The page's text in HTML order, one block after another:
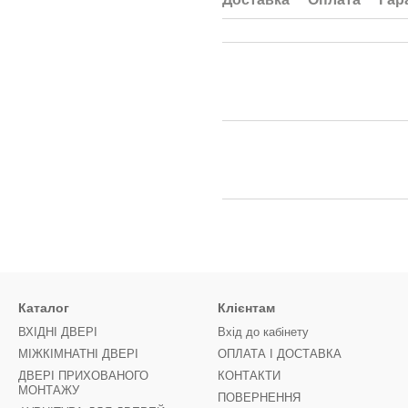
Каталог
ВХІДНІ ДВЕРІ
МІЖКІМНАТНІ ДВЕРІ
ДВЕРІ ПРИХОВАНОГО
МОНТАЖУ
Клієнтам
Вхід до кабінету
ОПЛАТА І ДОСТАВКА
КОНТАКТИ
ПОВЕРНЕННЯ